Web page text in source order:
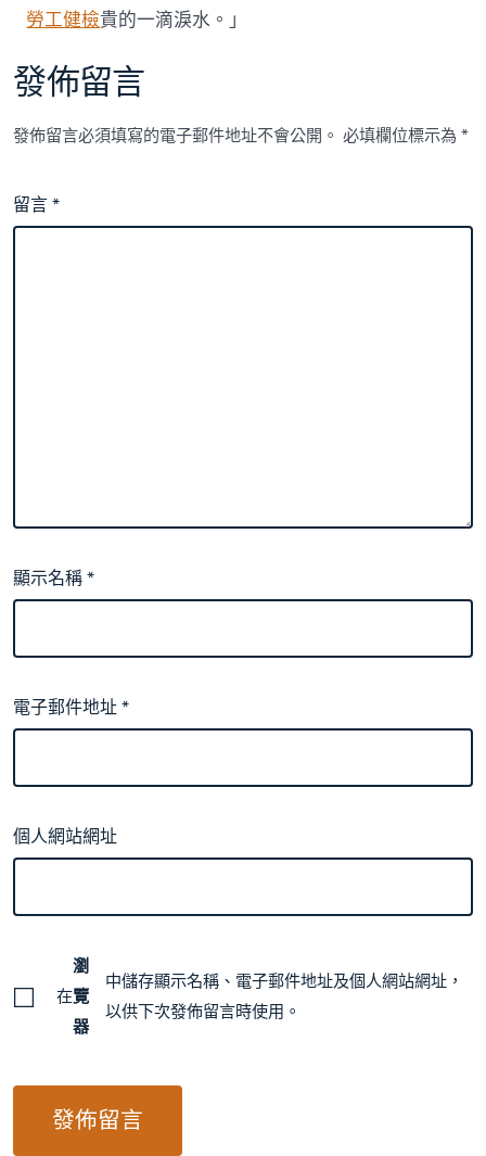
勞工健檢貴的一滴淚水。」
發佈留言
發佈留言必須填寫的電子郵件地址不會公開。 必填欄位標示為*
留言*
顯示名稱*
電子郵件地址*
個人網站網址
在
瀏
覽
器
中儲存顯示名稱、電子郵件地址及個人網站網址，
以供下次發佈留言時使用。